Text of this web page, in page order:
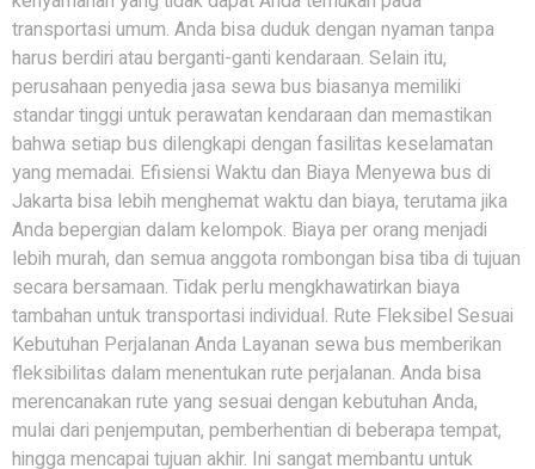
transportasi umum. Anda bisa duduk dengan nyaman tanpa
harus berdiri atau berganti-ganti kendaraan. Selain itu,
perusahaan penyedia jasa sewa bus biasanya memiliki
standar tinggi untuk perawatan kendaraan dan memastikan
bahwa setiap bus dilengkapi dengan fasilitas keselamatan
yang memadai. Efisiensi Waktu dan Biaya Menyewa bus di
Jakarta bisa lebih menghemat waktu dan biaya, terutama jika
Anda bepergian dalam kelompok. Biaya per orang menjadi
lebih murah, dan semua anggota rombongan bisa tiba di tujuan
secara bersamaan. Tidak perlu mengkhawatirkan biaya
tambahan untuk transportasi individual. Rute Fleksibel Sesuai
Kebutuhan Perjalanan Anda Layanan sewa bus memberikan
fleksibilitas dalam menentukan rute perjalanan. Anda bisa
merencanakan rute yang sesuai dengan kebutuhan Anda,
mulai dari penjemputan, pemberhentian di beberapa tempat,
hingga mencapai tujuan akhir. Ini sangat membantu untuk